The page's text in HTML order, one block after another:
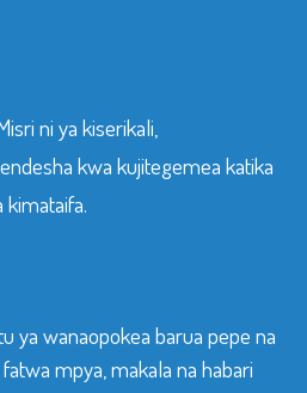
ni ya kiserikali,
kwa kujitegemea katika
kimataifa.
ya wanaopokea barua pepe na
mpya, makala na habari